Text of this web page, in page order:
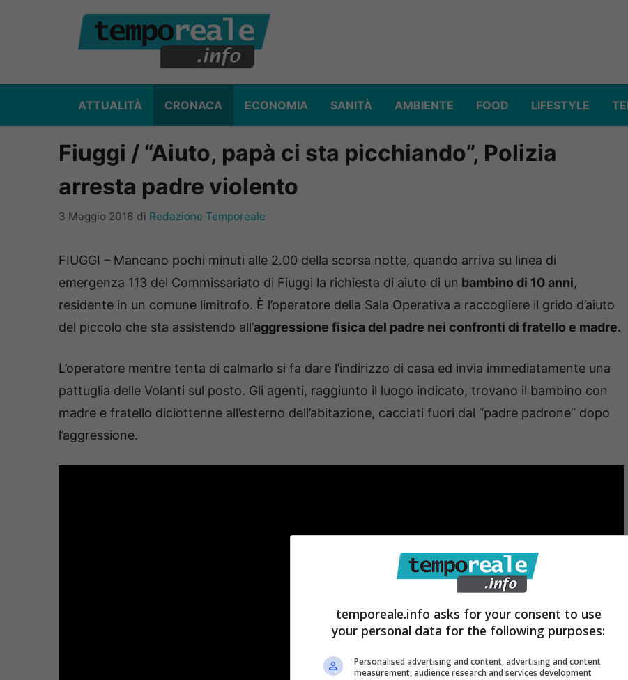
ATTUALITÀ CRONACA ECONOMIA SANITÀ AMBIENTE FOOD LIFESTYLE
Fiuggi / “Aiuto, papà ci sta picchiando”, Polizia
arresta padre violento
3 Maggio 2016 di Redazione Temporeale
FIUGGI – Mancano pochi minuti alle 2.00 della scorsa notte, quando arriva su linea di
emergenza 113 del Commissariato di Fiuggi la richiesta di aiuto di un bambino di 10 anni,
residente in un comune limitrofo. È l’operatore della Sala Operativa a raccogliere il grido d’aiuto
del piccolo che sta assistendo all’aggressione fisica del padre nei confronti di fratello e madre.
L’operatore mentre tenta di calmarlo si fa dare l’indirizzo di casa ed invia immediatamente una
pattuglia delle Volanti sul posto. Gli agenti, raggiunto il luogo indicato, trovano il bambino con
madre e fratello diciottenne all’esterno dell’abitazione, cacciati fuori dal “padre padrone” dopo
l’aggressione.
temporeale.info asks for your consent to use
your personal data for the following purposes:
Personalised advertising and content, advertising and content
measurement, audience research and services development